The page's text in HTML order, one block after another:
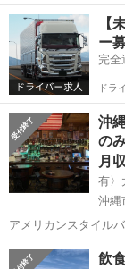
してくれる方を探し
ます。 沖縄そば屋さんの求人もしてますので、混合しないように件名
に居酒屋の問い合わ
沖縄 沖縄市
【
ー
完全
ドラ
沖
の
月
有〉
沖縄
アメリカンスタイルバー 【仕事内容 簡単な揚げ物 仕込
経験OK 働きやい職場です 年齢制限ありません 英語話せなくても
沖縄 沖縄市
飲